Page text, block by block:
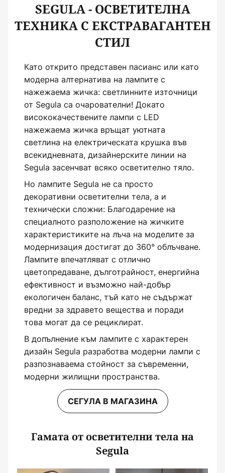
SEGULA - ОСВЕТИТЕЛНА
ТЕХНИКА С ЕКСТРАВАГАНТЕН
СТИЛ
Като открито представен пасианс или като
модерна алтернатива на лампите с
нажежаема жичка: светлинните източници
от Segula са очарователни! Докато
висококачествените лампи с LED
нажежаема жичка връщат уютната
светлина на електрическата крушка във
всекидневната, дизайнерските линии на
Segula засенчват всяко осветително тяло.
Но лампите Segula не са просто
декоративни осветителни тела, а и
технически сложни: Благодарение на
специалното разположение на жичките
характеристиките на лъча на моделите за
модернизация достигат до 360° облъчване.
Лампите впечатляват с отлично
цветопредаване, дълготрайност, енергийна
ефективност и възможно най-добър
екологичен баланс, тъй като не съдържат
вредни за здравето вещества и поради
това могат да се рециклират.
В допълнение към лампите с характерен
дизайн Segula разработва модерни лампи с
разпознаваема стойност за съвременни,
модерни жилищни пространства.
СЕГУЛА В МАГАЗИНА
Гамата от осветителни тела на
Segula